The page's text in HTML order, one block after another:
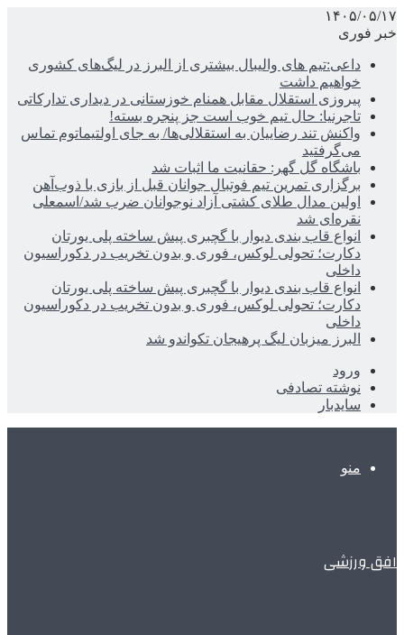
۱۴۰۵/۰۵/۱۷
خبر فوری
داعی:تیم های والیبال بیشتری از البرز در لیگ‌های کشوری
خواهیم داشت
پیروزی استقلال مقابل همنام خوزستانی در دیداری تدارکاتی
تاجرنیا: حال تیم خوب است جز پنجره بسته!
واکنش تند رضاییان به استقلالی‌ها/ به جای اولتیماتوم تماس
می‌گرفتید
باشگاه گل گهر: حقانیت ما اثبات شد
برگزاری تمرین تیم فوتبال جوانان قبل از بازی با ذوب‌آهن
اولین مدال طلای کشتی آزاد نوجوانان ضرب شد/اسمعلی
نقره‌ای شد
انواع قاب بندی دیوار با گچبری پیش ساخته پلی یورتان
دکارت؛ تحولی لوکس، فوری و بدون تخریب در دکوراسیون
داخلی
انواع قاب بندی دیوار با گچبری پیش ساخته پلی یورتان
دکارت؛ تحولی لوکس، فوری و بدون تخریب در دکوراسیون
داخلی
البرز میزبان لیگ پرهیجان تکواندو شد
ورود
نوشته تصادفی
سایدبار
منو
افق ورزشی